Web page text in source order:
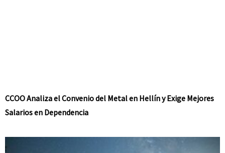
CCOO Analiza el Convenio del Metal en Hellín y Exige Mejores
Salarios en Dependencia